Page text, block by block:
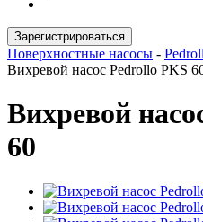
Зарегистрироваться
Поверхностные насосы -
Вихревой насос Pedrollo PKS
Вихревой
60